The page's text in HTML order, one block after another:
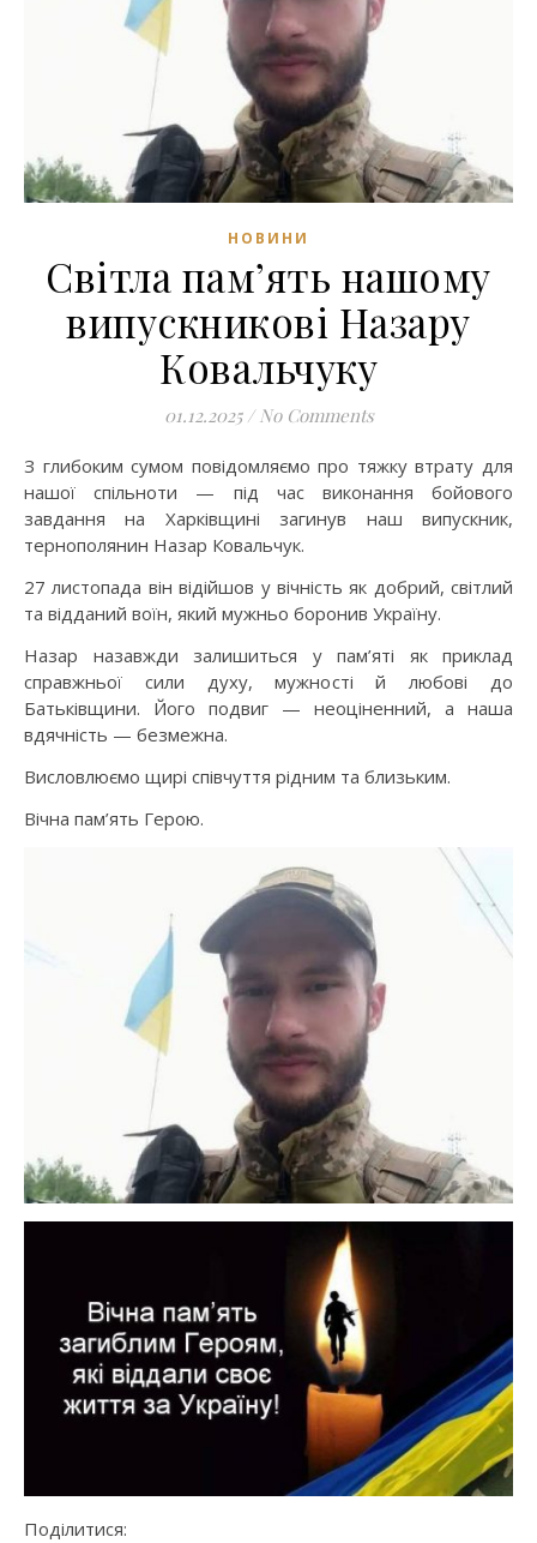
НОВИНИ
Світла пам’ять нашому
випускникові Назару
Ковальчуку
01.12.2025 / No Comments
З глибоким сумом повідомляємо про тяжку втрату для
нашої спільноти — під час виконання бойового
завдання на Харківщині загинув наш випускник,
тернополянин Назар Ковальчук.
27 листопада він відійшов у вічність як добрий, світлий
та відданий воїн, який мужньо боронив Україну.
Назар назавжди залишиться у пам’яті як приклад
справжньої сили духу, мужності й любові до
Батьківщини. Його подвиг — неоціненний, а наша
вдячність — безмежна.
Висловлюємо щирі співчуття рідним та близьким.
Вічна пам’ять Герою.
Поділитися: